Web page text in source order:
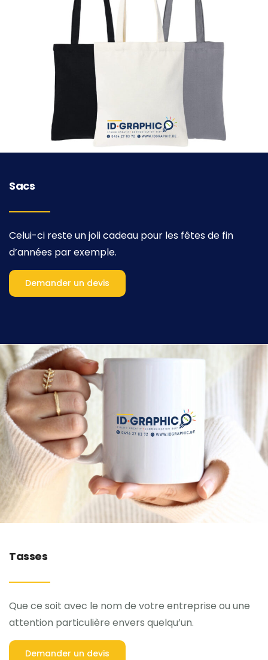
Sacs
Celui-ci reste un joli cadeau pour les fêtes de fin
d’années par exemple.
Demander un devis
Tasses
Que ce soit avec le nom de votre entreprise ou une
attention particulière envers quelqu’un.
Demander un devis